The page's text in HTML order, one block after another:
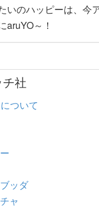
いのハッピーは、今
aruYO～！
社
ついて
ッダ
ャ